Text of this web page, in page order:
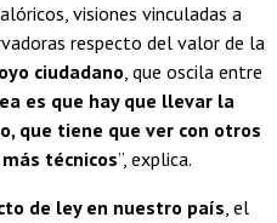
visiones vinculadas a
respecto del valor de la
ciudadano, que oscila entre
es que hay que llevar la
que tiene que ver con otros
técnicos”, explica.
de ley en nuestro país, el